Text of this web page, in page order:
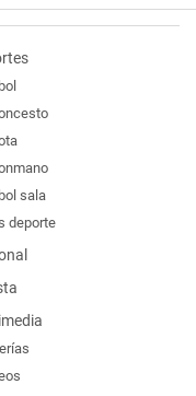
sala
deporte